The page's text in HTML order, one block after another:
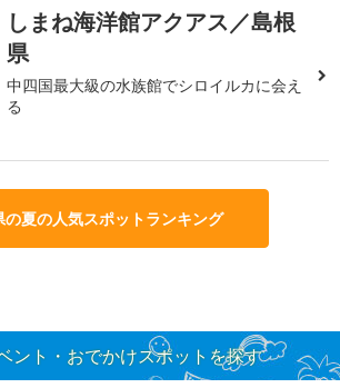
しまね海洋館アクアス／島根
県
中四国最大級の水族館でシロイルカに会え
る
の夏の人気スポットランキング
ント・おでかけスポットを探す